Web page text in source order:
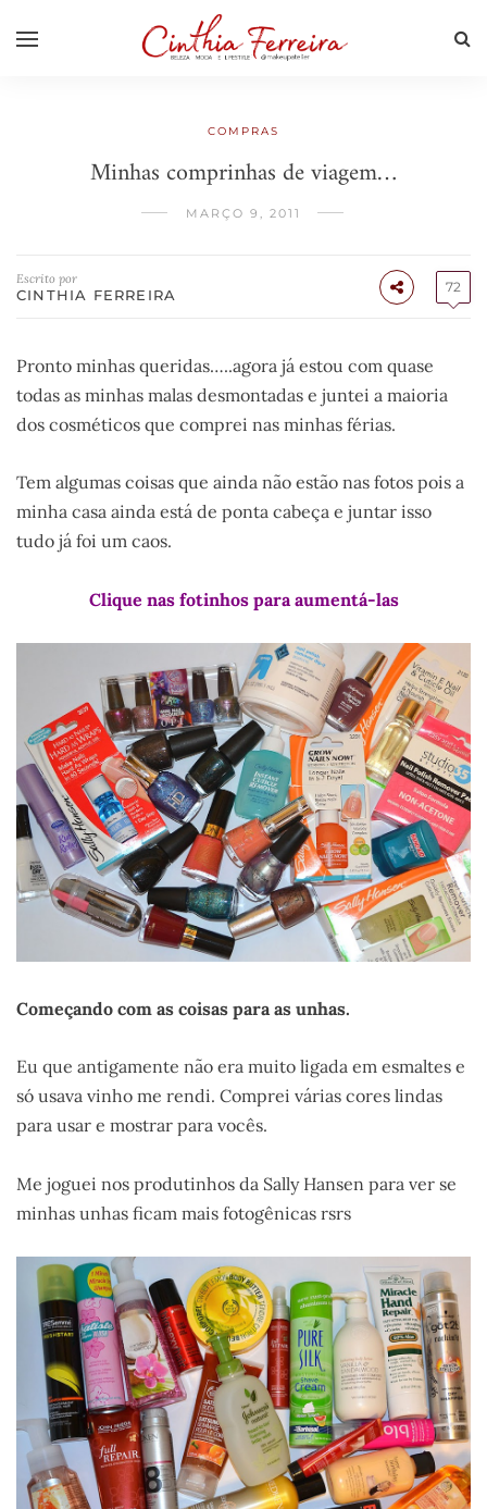
COMPRAS
Minhas comprinhas de viagem…
MARÇO 9, 2011
Escrito por
CINTHIA FERREIRA 72
Pronto minhas queridas…..agora já estou com quase
todas as minhas malas desmontadas e juntei a maioria
dos cosméticos que comprei nas minhas férias.
Tem algumas coisas que ainda não estão nas fotos pois a
minha casa ainda está de ponta cabeça e juntar isso
tudo já foi um caos.
Clique nas fotinhos para aumentá-las
Começando com as coisas para as unhas.
Eu que antigamente não era muito ligada em esmaltes e
só usava vinho me rendi. Comprei várias cores lindas
para usar e mostrar para vocês.
Me joguei nos produtinhos da Sally Hansen para ver se
minhas unhas ficam mais fotogênicas rsrs